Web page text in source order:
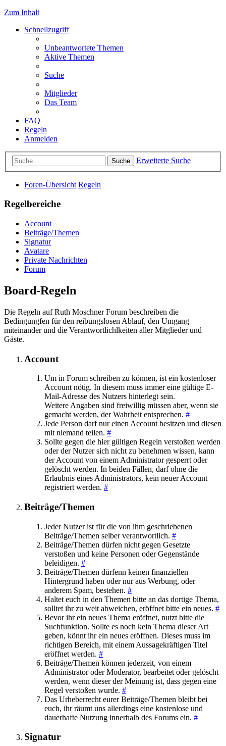
Zum Inhalt
Schnellzugriff
Unbeantwortete Themen
Aktive Themen
Suche
Mitglieder
Das Team
FAQ
Regeln
Anmelden
Suche Erweiterte Suche
Foren-Übersicht Regeln
Regelbereiche
Account
Beiträge/Themen
Signatur
Avatare
Private Nachrichten
Forum
Board-Regeln
Die Regeln auf Ruth Moschner Forum beschreiben die
Bedingungfen für den reibungslosen Ablauf, den Umgang
miteinander und die Verantwortlichlkeiten aller Mitglieder und
Gäste.
Account
Um in Forum schreiben zu können, ist ein kostenloser
Account nötig. In diesem muss immer eine gültige E-
Mail-Adresse des Nutzers hinterlegt sein.
Weitere Angaben sind freiwillig müssen aber, wenn sie
gemacht werden, der Wahrheit entsprechen. #
Jede Person darf nur einen Account besitzen und diesen
mit niemand teilen. #
Sollte gegen die hier gültigen Regeln verstoßen werden
oder der Nutzer sich nicht zu benehmen wissen, kann
der Account von einem Administrator gesperrt oder
gelöscht werden. In beiden Fällen, darf ohne die
Erlaubnis eines Administrators, kein neuer Account
registriert werden. #
Beiträge/Themen
Jeder Nutzer ist für die von ihm geschriebenen
Beiträge/Themen selber verantwortlich. #
Beiträge/Themen dürfen nicht gegen Gesetzte
verstoßen und keine Personen oder Gegenstände
beleidigen. #
Beiträge/Themen dürfenn keinen finanziellen
Hintergrund haben oder nur aus Werbung, oder
anderem Spam, bestehen. #
Haltet euch in den Themen bitte an das dortige Thema,
solltet ihr zu weit abweichen, eröffnet bitte ein neues. #
Bevor ihr ein neues Thema eröffnet, nutzt bitte die
Suchfunktion. Sollte es noch kein Thema dieser Art
geben, könnt ihr ein neues eröffnen. Dieses muss im
richtigen Bereich, mit einem Aussagekräftigen Titel
eröffnet werden. #
Beiträge/Themen können jederzeit, von einem
Administrator oder Moderator, bearbeitet oder gelöscht
werden, wenn dieser der Meinung ist, dass gegen eine
Regel verstoßen wurde. #
Das Urheberrecht eurer Beiträge/Themen bleibt bei
euch, ihr räumt uns allerdings eine kostenlose und
dauerhafte Nutzung innerhalb des Forums ein. #
Signatur